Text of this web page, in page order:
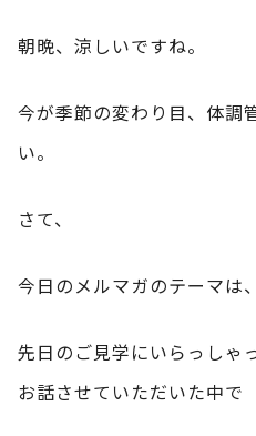
朝晩、涼しいですね。
今が季節の変わり目、体調
い。
さて、
今日のメルマガのテーマは、
先日のご見学にいらっしゃ
お話させていただいた中で